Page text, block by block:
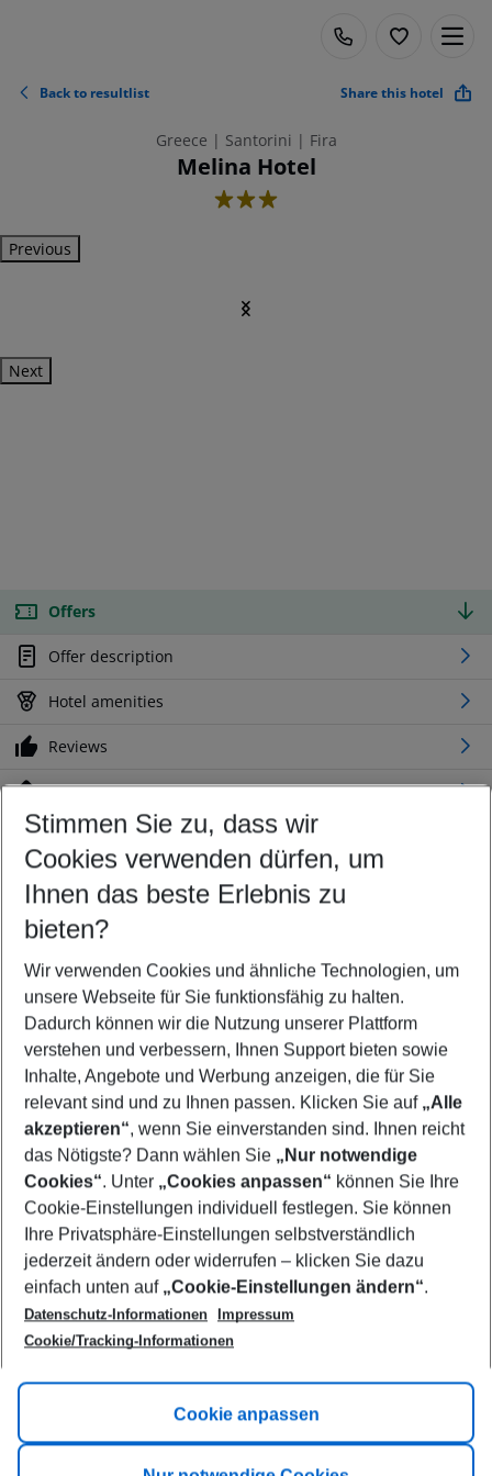
Back to resultlist Share this hotel
Greece | Santorini | Fira
Melina Hotel
3
Previous
Next
Offers
Offer description
Hotel amenities
Reviews
Location
Customize your offer
Find the perfect deal which suits your best
Your departure airport
Any airport
Select your date range
08/08/26–06/08/27 5-8 nights
Who will travel
2 adults No children
Show more filter
Footer
Footer navigation
Title A
Link A
Stimmen Sie zu, dass wir
Cookies verwenden dürfen, um
Ihnen das beste Erlebnis zu
bieten?
Wir verwenden Cookies und ähnliche Technologien, um
unsere Webseite für Sie funktionsfähig zu halten.
Dadurch können wir die Nutzung unserer Plattform
verstehen und verbessern, Ihnen Support bieten sowie
Inhalte, Angebote und Werbung anzeigen, die für Sie
relevant sind und zu Ihnen passen. Klicken Sie auf „Alle
akzeptieren“, wenn Sie einverstanden sind. Ihnen reicht
das Nötigste? Dann wählen Sie „Nur notwendige
Cookies“. Unter „Cookies anpassen“ können Sie Ihre
Cookie-Einstellungen individuell festlegen. Sie können
Ihre Privatsphäre-Einstellungen selbstverständlich
jederzeit ändern oder widerrufen – klicken Sie dazu
einfach unten auf „Cookie-Einstellungen ändern“.
Datenschutz-Informationen
Impressum
Cookie/Tracking-Informationen
Cookie anpassen